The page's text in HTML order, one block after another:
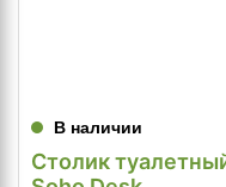
В наличии
Столик